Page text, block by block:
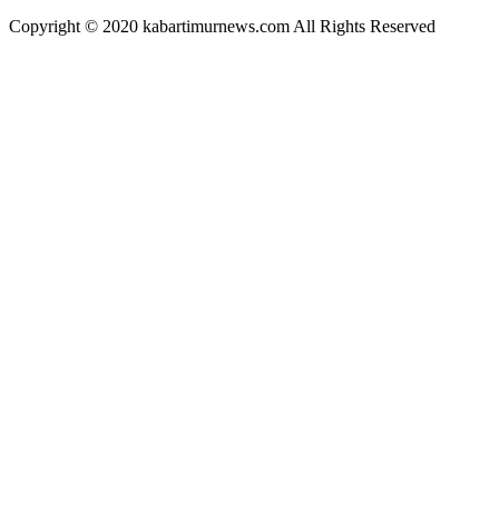
Copyright © 2020 kabartimurnews.com All Rights Reserved